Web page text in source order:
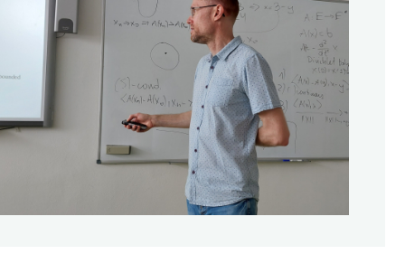
OSOBY
MÉDIA
KONFERENCE A SOUTĚŽE
KONTAKT